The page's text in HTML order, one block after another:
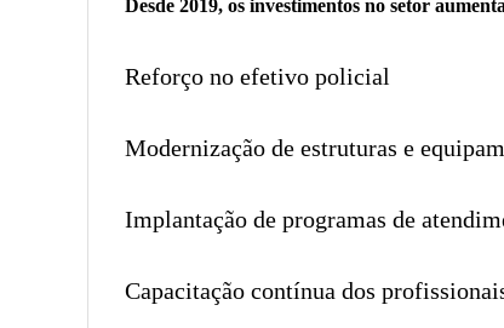
Desde 2019, os investimentos no setor
Reforço no efetivo policial
Modernização de estruturas e
Implantação de programas de
Capacitação contínua dos